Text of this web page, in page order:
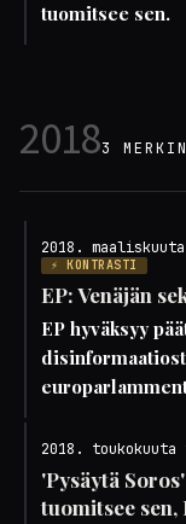
tuomitsee sen.
20183
2018.
⚡ KONTRASTI
EP: Venäjän
EP hyväksyy
2018. toukokuuta
'Pysäytä
tuomitsee sen,